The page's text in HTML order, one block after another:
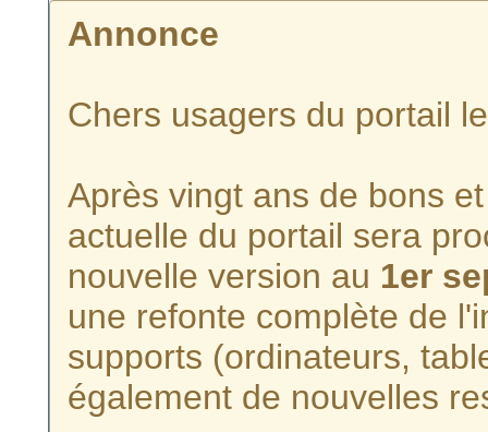
Annonce
Chers usagers du portail
Après vingt ans de bons
actuelle du portail sera
nouvelle version au 1er
une refonte complète de
supports (ordinateurs,
également de nouvelles